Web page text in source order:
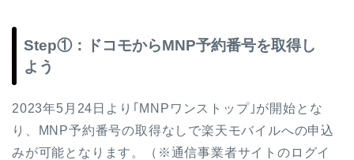
Step①：ドコモからMNP予約番号を取得し
よう
2023年5月24日より｢MNPワンストップ｣が開始とな
り、MNP予約番号の取得なしで楽天モバイルへの申込
みが可能となります。（※通信事業者サイトのログイ